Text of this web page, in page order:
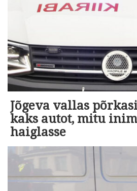
Jõgeva vallas
kaks autot, mitu
haiglasse